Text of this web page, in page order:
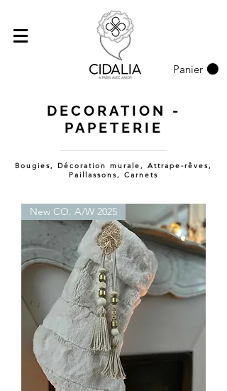
Panier
DECORATION -
PAPETERIE
Bougies, Décoration murale, Attrape-rêves,
Paillassons, Carnets
New CO. A/W 2025